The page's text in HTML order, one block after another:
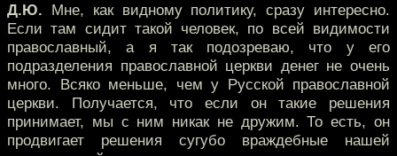
Д.Ю. Мне, как видному политику, сразу интересно.
Если там сидит такой человек, по всей видимости
православный, а я так подозреваю, что у его
подразделения православной церкви денег не очень
много. Всяко меньше, чем у Русской православной
церкви. Получается, что если он такие решения
принимает, мы с ним никак не дружим. То есть, он
продвигает решения сугубо враждебные нашей